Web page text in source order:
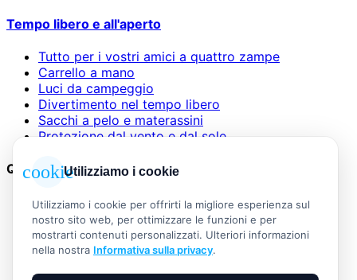
Tempo libero e all'aperto
Tutto per i vostri amici a quattro zampe
Carrello a mano
Luci da campeggio
Divertimento nel tempo libero
Sacchi a pelo e materassini
Protezione dal vento e dal sole
Questioni legali
AGB
Informazioni legali
Informativa sulla privacy
Widerrufsbelehrung
cookieUtilizziamo i cookie
Utilizziamo i cookie per offrirti la migliore esperienza sul
nostro sito web, per ottimizzare le funzioni e per
mostrarti contenuti personalizzati. Ulteriori informazioni
nella nostra Informativa sulla privacy.